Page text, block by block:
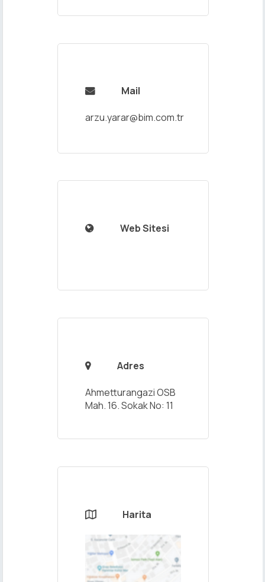
 Mail
arzu.yarar@bim.com.tr
 Web Sitesi
 Adres
Ahmetturangazi OSB
Mah. 16. Sokak No: 11
 Harita